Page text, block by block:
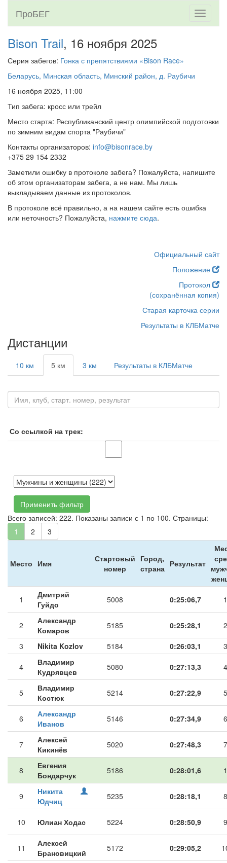
Toggle
ПроБЕГ
Bison Trail, 16 ноября 2025
Серия забегов: Гонка с препятствиями «Bison Race»
Беларусь, Минская область, Минский район, д. Раубичи
16 ноября 2025, 11:00
Тип забега: кросс или трейл
Место старта: Республиканский центр олимпийской подготовки
по зимним видам спорта "Раубичи"
Контакты организаторов: info@bisonrace.by
+375 29 154 2332
Заметили ошибку в протоколе забега? Пожалуйста, напишите
об этом организаторам забега, а не нам. Мы лишь
выкладываем данные из протоколов.
В протоколе всё правильно, а на нашем сайте есть ошибка
или неточность? Пожалуйста, нажмите сюда.
Официальный сайт
Положение
Протокол
(сохранённая копия)
Старая карточка серии
Результаты в КЛБМатче
Дистанции
10 км 5 км 3 км Результаты в КЛБМатче
Со ссылкой на трек:
Применить фильтр
Всего записей: 222. Показаны записи с 1 по 100. Страницы:
1
2 3
Место Имя
Стартовый
номер
Город,
страна Результат
1
Дмитрий
Гуйдо
5008 0:25:06,7 1
2
Александр
Комаров
5185 0:25:28,1 2
3 Nikita Kozlov 5184 0:26:03,1 3
4
Владимир
Кудрявцев
5080 0:27:13,3 4
5
Владимир
Костюк
5214 0:27:22,9 5
6
Александр
Иванов
5146 0:27:34,9 6
7
Алексей
Кикинёв
5020 0:27:48,3 7
8
Евгения
Бондарчук
5186 0:28:01,6 1
9
Никита
Юдчиц
5235 0:28:18,1 8
10 Юлиан Ходас 5224 0:28:50,9 9
11
Алексей
Брановицкий
5172 0:29:05,2